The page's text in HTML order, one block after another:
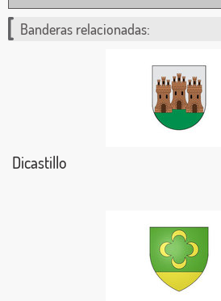
Banderas relacionadas:
Dicastillo